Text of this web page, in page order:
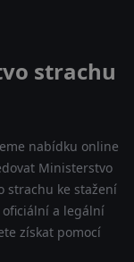
strachu
nabídku online
Ministerstvo
strachu ke stažení
oficiální a legální
získat pomocí